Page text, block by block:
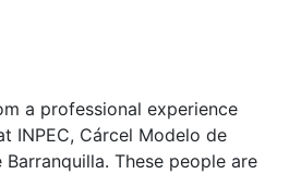
a professional experience
INPEC, Cárcel Modelo de
These people are